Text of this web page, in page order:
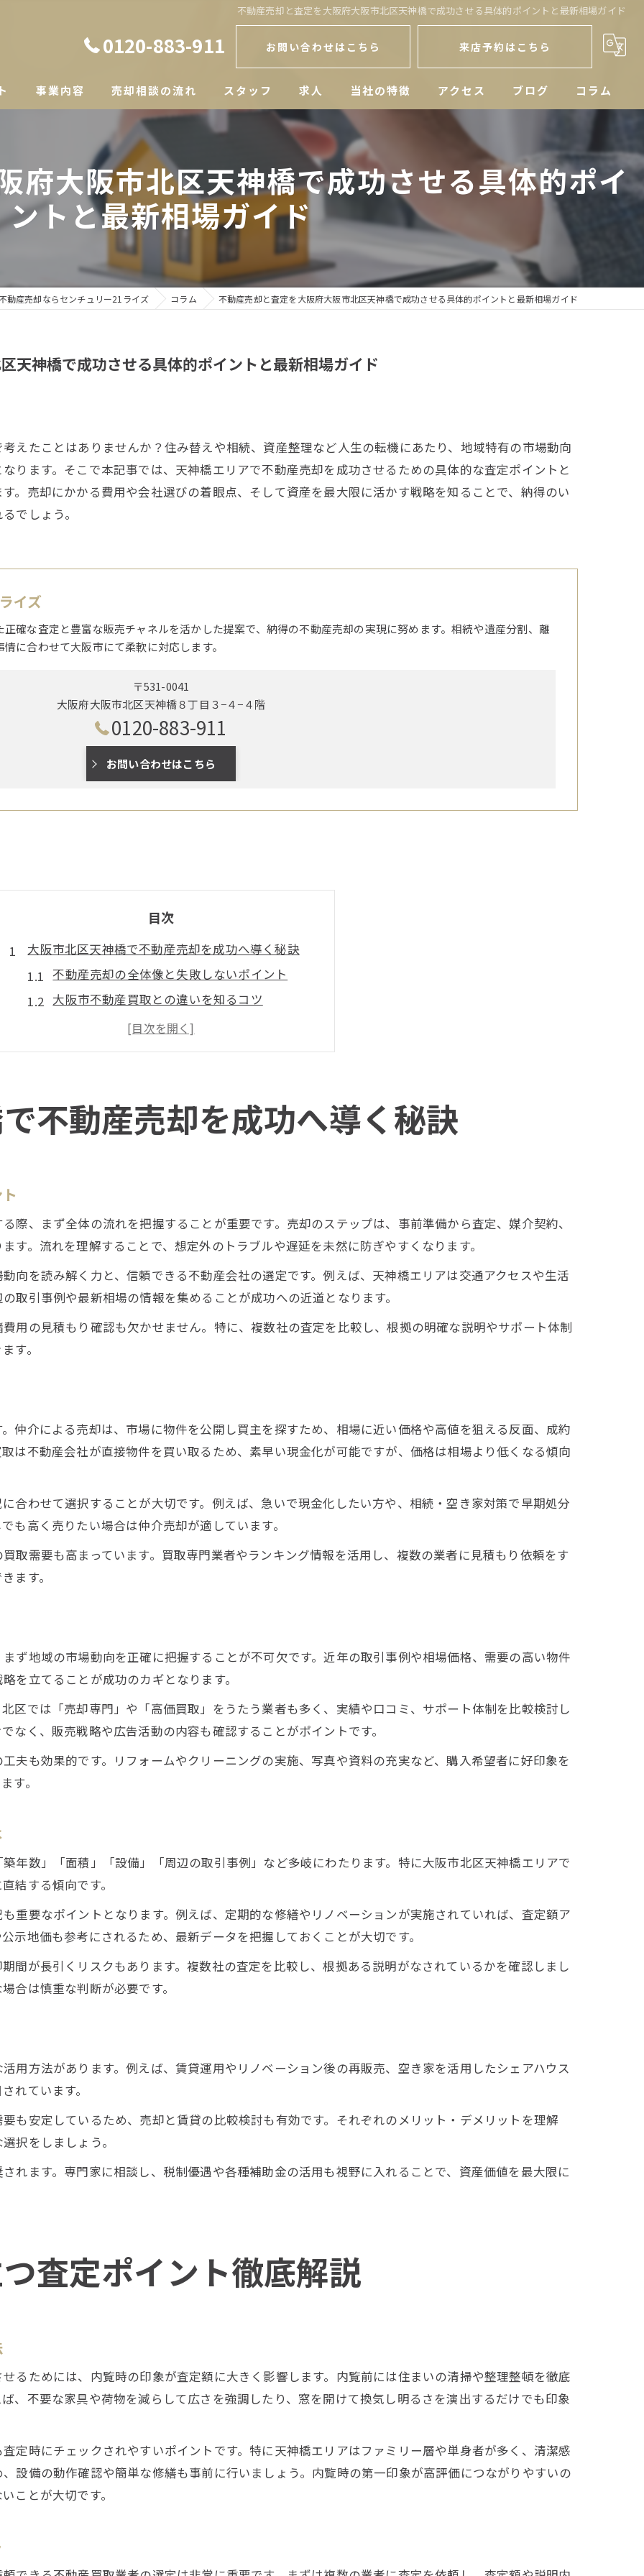
不動産売却と査定を大阪府大阪市北区天神橋で成功させる具体的ポイントと最新相場ガイド
0120-883-911 お問い合わせはこちら 来店予約はこちら
事業内容 売却相談の流れ スタッフ 求人 当社の特徴
戸建
空き家
相続
アクセス ブログ コラム
府大阪市北区天神橋で成功させる具体的ポイ
ントと最新相場ガイド
動産売却ならセンチュリー21ライズ コラム 不動産売却と査定を大阪府大阪市北区天神橋で成功させる具体的ポイントと最新相場ガイド
天神橋で成功させる具体的ポイントと最新相場ガイド
えたことはありませんか？住み替えや相続、資産整理など人生の転機にあたり、地域特有の市場動向
ります。そこで本記事では、天神橋エリアで不動産売却を成功させるための具体的な査定ポイントと
。売却にかかる費用や会社選びの着眼点、そして資産を最大限に活かす戦略を知ることで、納得のい
でしょう。
イズ
正確な査定と豊富な販売チャネルを活かした提案で、納得の不動産売却の実現に努めます。相続や遺産分割、離
に合わせて大阪市にて柔軟に対応します。
〒531-0041
大阪府大阪市北区天神橋８丁目３−４−４階
0120-883-911
お問い合わせはこちら
目次
大阪市北区天神橋で不動産売却を成功へ導く秘訣
不動産売却の全体像と失敗しないポイント
大阪市不動産買取との違いを知るコツ
北区で不動産売却を有利に進める秘策
不動産売却で押さえるべき査定基準とは
不動産売却に役立つ査定ポイント徹底解説
不動産売却で査定額を上げる内覧準備法
市場動向をふまえた査定ポイントの把握法
高価買取を目指したい方に知ってほしい戦略
大阪不動産高価買取を実現するコツ
不動産売却で損しないための交渉術
空き家買取大阪を活用した戦略的売却
空き家買取大阪の最新市場傾向を解説
売却専門不動産のサポート内容とは
空き家売却で気を付けたい注意事項
不動産売却で活用できる相談窓口の紹介
信頼できる不動産会社選び方の極意を紹介
不動産売却実績で比較する重要性とは
売却専門不動産の活用メリットを解説
相場を読み解き納得の売却をかなえる方法
不動産売却の相場分析と価格決定の秘訣
大阪市不動産買取の平均相場を知ろう
不動産売却を成功へ導く秘訣
際、まず全体の流れを把握することが重要です。売却のステップは、事前準備から査定、媒介契約、
す。流れを理解することで、想定外のトラブルや遅延を未然に防ぎやすくなります。
向を読み解く力と、信頼できる不動産会社の選定です。例えば、天神橋エリアは交通アクセスや生活
取引事例や最新相場の情報を集めることが成功への近道となります。
用の見積もり確認も欠かせません。特に、複数社の査定を比較し、根拠の明確な説明やサポート体制
す。
仲介による売却は、市場に物件を公開し買主を探すため、相場に近い価格や高値を狙える反面、成約
は不動産会社が直接物件を買い取るため、素早い現金化が可能ですが、価格は相場より低くなる傾向
合わせて選択することが大切です。例えば、急いで現金化したい方や、相続・空き家対策で早期処分
も高く売りたい場合は仲介売却が適しています。
取需要も高まっています。買取専門業者やランキング情報を活用し、複数の業者に見積もり依頼をす
ます。
ず地域の市場動向を正確に把握することが不可欠です。近年の取引事例や相場価格、需要の高い物件
を立てることが成功のカギとなります。
区では「売却専門」や「高価買取」をうたう業者も多く、実績や口コミ、サポート体制を比較検討し
なく、販売戦略や広告活動の内容も確認することがポイントです。
夫も効果的です。リフォームやクリーニングの実施、写真や資料の充実など、購入希望者に好印象を
す。
年数」「面積」「設備」「周辺の取引事例」など多岐にわたります。特に大阪市北区天神橋エリアで
結する傾向です。
重要なポイントとなります。例えば、定期的な修繕やリノベーションが実施されていれば、査定額ア
示地価も参考にされるため、最新データを把握しておくことが大切です。
間が長引くリスクもあります。複数社の査定を比較し、根拠ある説明がなされているかを確認しまし
合は慎重な判断が必要です。
用方法があります。例えば、賃貸運用やリノベーション後の再販売、空き家を活用したシェアハウス
れています。
も安定しているため、売却と賃貸の比較検討も有効です。それぞれのメリット・デメリットを理解
択をしましょう。
れます。専門家に相談し、税制優遇や各種補助金の活用も視野に入れることで、資産価値を最大限に
査定ポイント徹底解説
るためには、内覧時の印象が査定額に大きく影響します。内覧前には住まいの清掃や整理整頓を徹底
、不要な家具や荷物を減らして広さを強調したり、窓を開けて換気し明るさを演出するだけでも印象
定時にチェックされやすいポイントです。特に天神橋エリアはファミリー層や単身者が多く、清潔感
設備の動作確認や簡単な修繕も事前に行いましょう。内覧時の第一印象が高評価につながりやすいの
ことが大切です。